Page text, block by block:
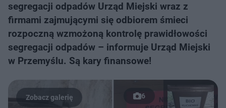
segregacji odpadów Urząd Miejski wraz z
firmami zajmującymi się odbiorem śmieci
rozpoczną wzmożoną kontrolę prawidłowości
segregacji odpadów – informuje Urząd Miejski
w Przemyślu. Są kary finansowe!
6